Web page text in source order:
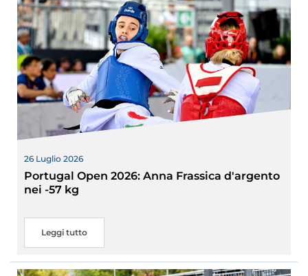
26 Luglio 2026
Portugal Open 2026: Anna Frassica d'argento
nei -57 kg
Leggi tutto